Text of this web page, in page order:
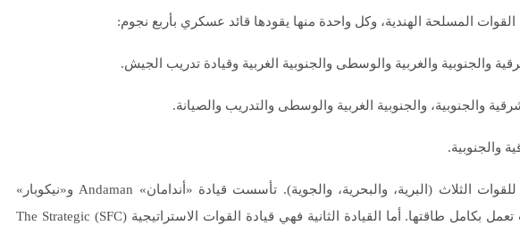
والجنوبية والغربية والوسطى والجنوبية الغربية وقيادة تدريب الجيش.
والجنوبية، والجنوبية الغربية والوسطى والتدريب والصيانة.
والجنوبية.
معلومة إضافية، تدير الهند قيادتين رئيسيتين للقوات الثلاث (البرية، والبحرية، والجوية). تأسست قيادة «أندامان» Andaman و«نيكوبار»
Nicobar في عام 2001 كقيادة ثلاثية الخدمات تعمل بكامل طاقتها. أما القيادة الثانية فهي قيادة القوات الاستراتيجية (SFC) The Strategic